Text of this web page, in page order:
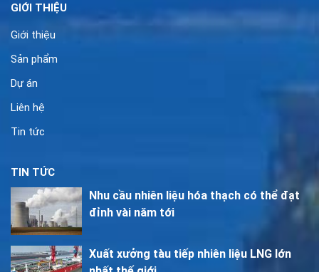
GIỚI THIỆU
Giới thiệu
Sản phẩm
Dự án
Liên hệ
Tin tức
TIN TỨC
Nhu cầu nhiên liệu hóa thạch có thể đạt
đỉnh vài năm tới
Xuất xưởng tàu tiếp nhiên liệu LNG lớn